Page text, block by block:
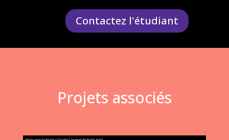
Contactez l'étudiant
Projets associés